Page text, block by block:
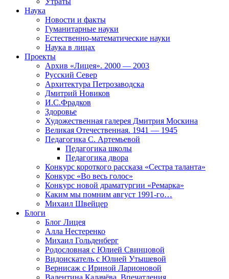
Наука
Новости и факты
Гуманитарные науки
Естественно-математические науки
Наука в лицах
Проекты
Архив «Лицея». 2000 — 2003
Русский Север
Архитектура Петрозаводска
Дмитрий Новиков
И.С.Фрадков
Здоровье
Художественная галерея Дмитрия Москина
Великая Отечественная. 1941 — 1945
Педагогика С. Артемьевой
Педагогика школы
Педагогика двора
Конкурс короткого рассказа «Сестра таланта»
Конкурс «Во весь голос»
Конкурс новой драматургии «Ремарка»
Каким мы помним август 1991-го…
Михаил Швейцер
Блоги
Блог Лицея
Алла Нестеренко
Михаил Гольденберг
Родословная с Юлией Свинцовой
Видоискатель с Юлией Утышевой
Вернисаж с Ириной Ларионовой